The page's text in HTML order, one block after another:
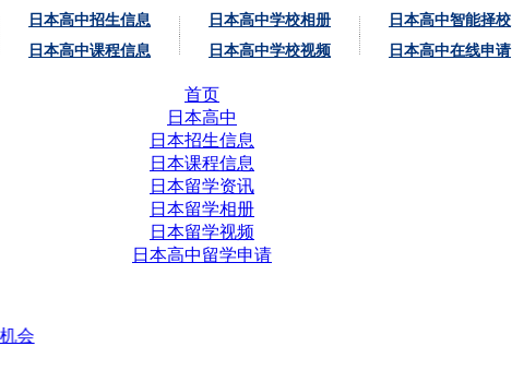
日本高中招生信息 日本高中学校相册
日本高中智能择校
日本高中课程信息 日本高中学校视频 日本高中在线申请
首页
日本高中
日本招生信息
日本课程信息
日本留学资讯
日本留学相册
日本留学视频
日本高中留学申请
【日本留学Q&A】现在申请日本高中来得及吗？需要哪些准备？